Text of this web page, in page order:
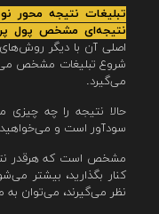
تبلیغات نتیجه محور
نتیجه‌ای مشخص پول
اصلی آن با دیگر
شروع تبلیغات مشخص
می‌گیرد.
حالا نتیجه را چه چیزی
سودآور است و می‌خواهید
مشخص است که هرقدر
کنار بگذارید، بیشتر
نظر می‌گیرند، می‌توان به